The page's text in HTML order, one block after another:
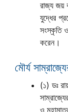
রাজ্য জয়
যুদ্ধের
সংস্কৃতি
করেন।
মৌর্য
(১) ডঃ
ও